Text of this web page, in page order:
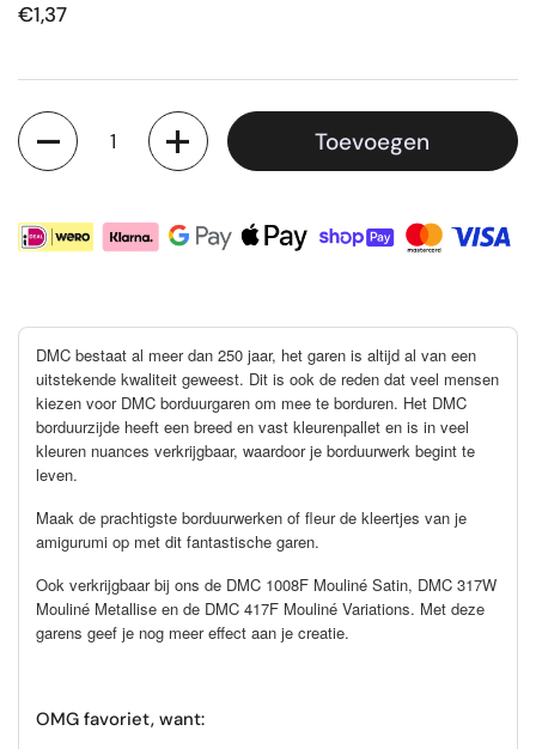
Prijs:
€1,37
Aantal
Toevoegen
DMC bestaat al meer dan 250 jaar, het garen is altijd al van een
uitstekende kwaliteit geweest. Dit is ook de reden dat veel mensen
kiezen voor DMC borduurgaren om mee te borduren. Het DMC
borduurzijde heeft een breed en vast kleurenpallet en is in veel
kleuren nuances verkrijgbaar, waardoor je borduurwerk begint te
leven.
Maak de prachtigste borduurwerken of fleur de kleertjes van je
amigurumi op met dit fantastische garen.
Ook verkrijgbaar bij ons de DMC 1008F Mouliné Satin, DMC 317W
Mouliné Metallise en de DMC 417F Mouliné Variations. Met deze
garens geef je nog meer effect aan je creatie.
OMG favoriet, want: